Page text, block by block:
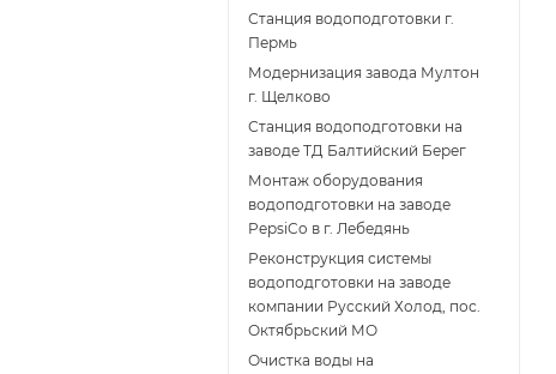
Станция водоподготовки г.
Пермь
Модернизация завода Мултон
г. Щелково
Станция водоподготовки на
заводе ТД Балтийский Берег
Монтаж оборудования
водоподготовки на заводе
PepsiCo в г. Лебедянь
Реконструкция системы
водоподготовки на заводе
компании Русский Холод, пос.
Октябрьский МО
Очистка воды на